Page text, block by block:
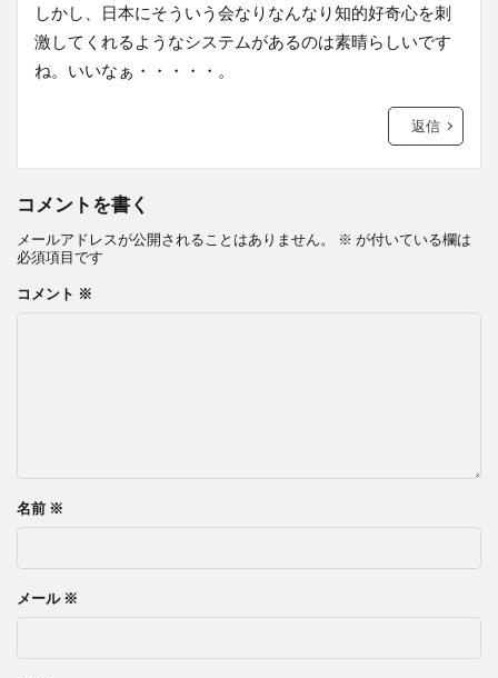
しかし、日本にそういう会なりなんなり知的好奇心を刺
激してくれるようなシステムがあるのは素晴らしいです
ね。いいなぁ・・・・・。
返信
コメントを書く
メールアドレスが公開されることはありません。 ※ が付いている欄は
必須項目です
コメント ※
名前 ※
メール ※